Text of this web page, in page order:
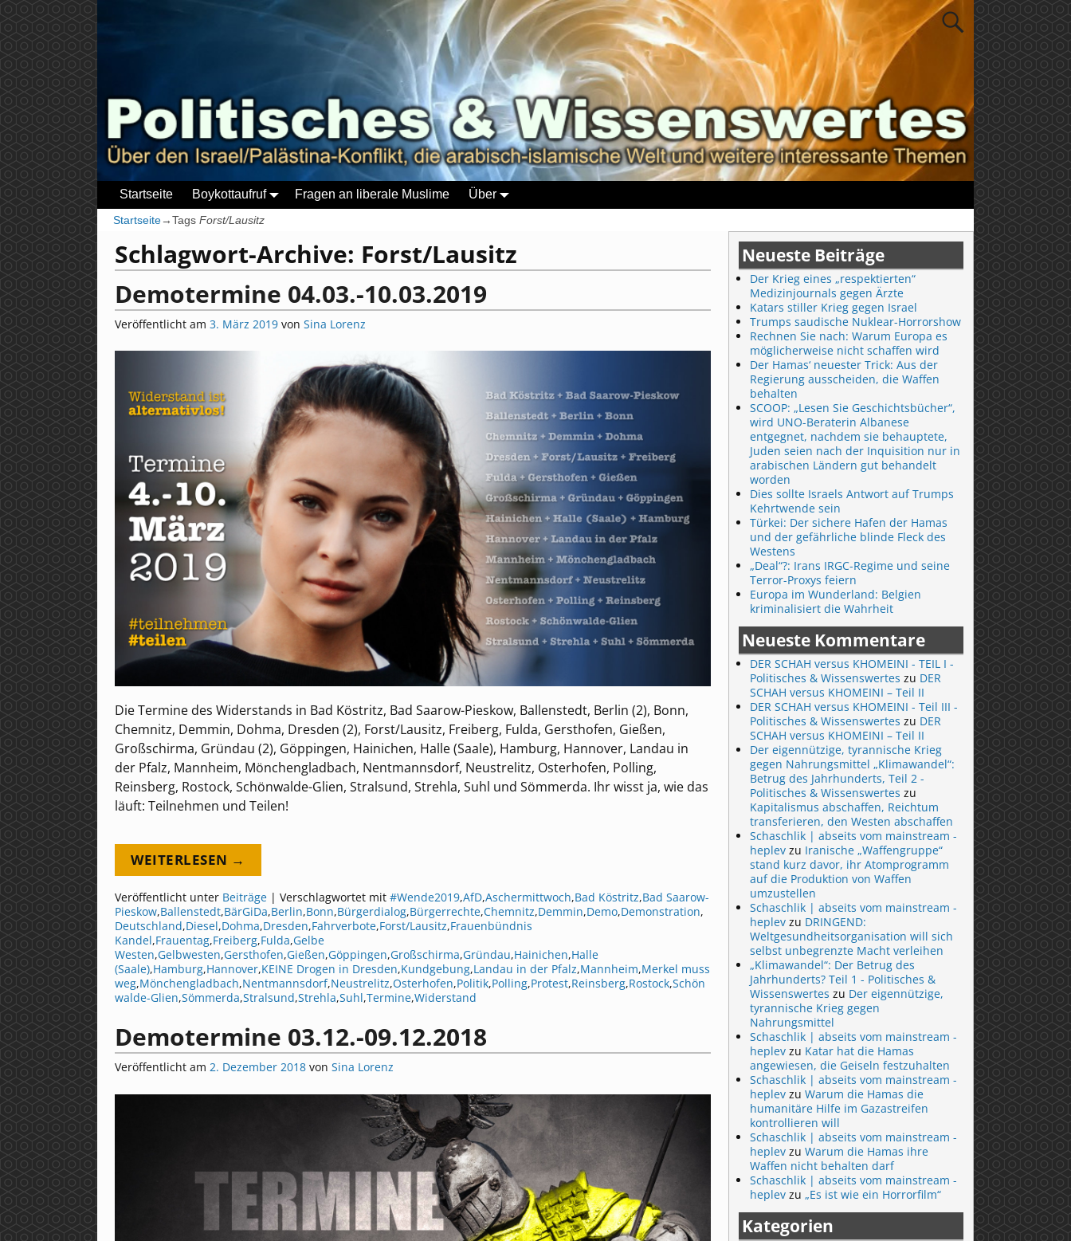
Startseite Boykottaufruf Fragen an liberale Muslime Über
Startseite→Tags Forst/Lausitz
Schlagwort-Archive: Forst/Lausitz
Demotermine 04.03.-10.03.2019
Veröffentlicht am 3. März 2019 von Sina Lorenz
Die Termine des Widerstands in Bad Köstritz, Bad Saarow-Pieskow, Ballenstedt, Berlin (2), Bonn,
Chemnitz, Demmin, Dohma, Dresden (2), Forst/Lausitz, Freiberg, Fulda, Gersthofen, Gießen,
Großschirma, Gründau (2), Göppingen, Hainichen, Halle (Saale), Hamburg, Hannover, Landau in
der Pfalz, Mannheim, Mönchengladbach, Nentmannsdorf, Neustrelitz, Osterhofen, Polling,
Reinsberg, Rostock, Schönwalde-Glien, Stralsund, Strehla, Suhl und Sömmerda. Ihr wisst ja, wie das
läuft: Teilnehmen und Teilen!
WEITERLESEN →
Veröffentlicht unter Beiträge | Verschlagwortet mit #Wende2019,AfD,Aschermittwoch,Bad Köstritz,Bad Saarow-
Pieskow,Ballenstedt,BärGiDa,Berlin,Bonn,Bürgerdialog,Bürgerrechte,Chemnitz,Demmin,Demo,Demonstration,
Deutschland,Diesel,Dohma,Dresden,Fahrverbote,Forst/Lausitz,Frauenbündnis
Kandel,Frauentag,Freiberg,Fulda,Gelbe
Westen,Gelbwesten,Gersthofen,Gießen,Göppingen,Großschirma,Gründau,Hainichen,Halle
(Saale),Hamburg,Hannover,KEINE Drogen in Dresden,Kundgebung,Landau in der Pfalz,Mannheim,Merkel muss
weg,Mönchengladbach,Nentmannsdorf,Neustrelitz,Osterhofen,Politik,Polling,Protest,Reinsberg,Rostock,Schön
walde-Glien,Sömmerda,Stralsund,Strehla,Suhl,Termine,Widerstand
Demotermine 03.12.-09.12.2018
Veröffentlicht am 2. Dezember 2018 von Sina Lorenz
Neueste Beiträge
Der Krieg eines „respektierten“
Medizinjournals gegen Ärzte
Katars stiller Krieg gegen Israel
Trumps saudische Nuklear-Horrorshow
Rechnen Sie nach: Warum Europa es
möglicherweise nicht schaffen wird
Der Hamas‘ neuester Trick: Aus der
Regierung ausscheiden, die Waffen
behalten
SCOOP: „Lesen Sie Geschichtsbücher“,
wird UNO-Beraterin Albanese
entgegnet, nachdem sie behauptete,
Juden seien nach der Inquisition nur in
arabischen Ländern gut behandelt
worden
Dies sollte Israels Antwort auf Trumps
Kehrtwende sein
Türkei: Der sichere Hafen der Hamas
und der gefährliche blinde Fleck des
Westens
„Deal“?: Irans IRGC-Regime und seine
Terror-Proxys feiern
Europa im Wunderland: Belgien
kriminalisiert die Wahrheit
Neueste Kommentare
DER SCHAH versus KHOMEINI - TEIL I -
Politisches & Wissenswertes zu DER
SCHAH versus KHOMEINI – Teil II
DER SCHAH versus KHOMEINI - Teil III -
Politisches & Wissenswertes zu DER
SCHAH versus KHOMEINI – Teil II
Der eigennützige, tyrannische Krieg
gegen Nahrungsmittel „Klimawandel“:
Betrug des Jahrhunderts, Teil 2 -
Politisches & Wissenswertes zu
Kapitalismus abschaffen, Reichtum
transferieren, den Westen abschaffen
Schaschlik | abseits vom mainstream -
heplev zu Iranische „Waffengruppe“
stand kurz davor, ihr Atomprogramm
auf die Produktion von Waffen
umzustellen
Schaschlik | abseits vom mainstream -
heplev zu DRINGEND:
Weltgesundheitsorganisation will sich
selbst unbegrenzte Macht verleihen
„Klimawandel“: Der Betrug des
Jahrhunderts? Teil 1 - Politisches &
Wissenswertes zu Der eigennützige,
tyrannische Krieg gegen
Nahrungsmittel
Schaschlik | abseits vom mainstream -
heplev zu Katar hat die Hamas
angewiesen, die Geiseln festzuhalten
Schaschlik | abseits vom mainstream -
heplev zu Warum die Hamas die
humanitäre Hilfe im Gazastreifen
kontrollieren will
Schaschlik | abseits vom mainstream -
heplev zu Warum die Hamas ihre
Waffen nicht behalten darf
Schaschlik | abseits vom mainstream -
heplev zu „Es ist wie ein Horrorfilm“
Kategorien